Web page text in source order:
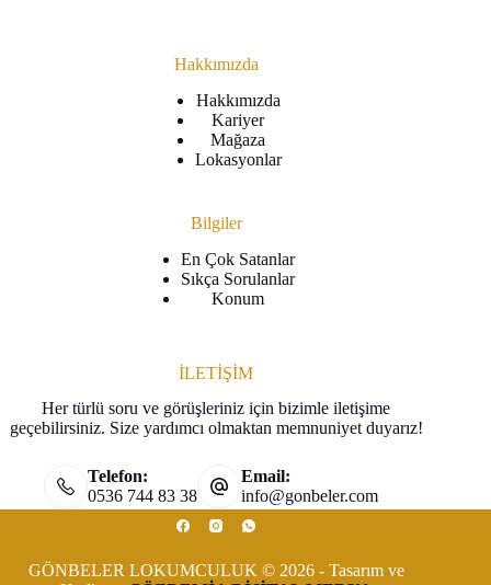
Hakkımızda
Hakkımızda
Kariyer
Mağaza
Lokasyonlar
Bilgiler
En Çok Satanlar
Sıkça Sorulanlar
Konum
İLETİŞİM
Her türlü soru ve görüşleriniz için bizimle iletişime
geçebilirsiniz. Size yardımcı olmaktan memnuniyet duyarız!
Telefon:
0536 744 83 38
Email:
info@gonbeler.com
GÖNBELER LOKUMCULUK © 2026 - Tasarım ve